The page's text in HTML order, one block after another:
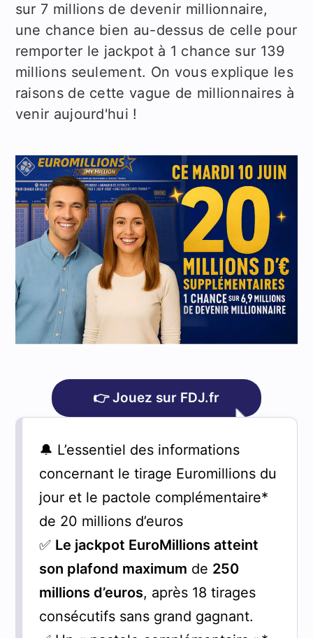
sur 7 millions de devenir millionnaire,
une chance bien au-dessus de celle pour
remporter le jackpot à 1 chance sur 139
millions seulement. On vous explique les
raisons de cette vague de millionnaires à
venir aujourd'hui !
👉 Jouez sur FDJ.fr
🔔 L’essentiel des informations
concernant le tirage Euromillions du
jour et le pactole complémentaire*
de 20 millions d’euros
✅ Le jackpot EuroMillions atteint
son plafond maximum de 250
millions d’euros, après 18 tirages
consécutifs sans grand gagnant.